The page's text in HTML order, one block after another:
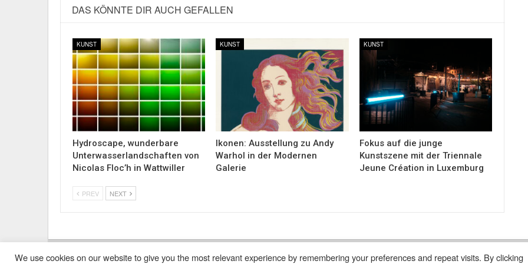
DAS KÖNNTE DIR AUCH GEFALLEN
KUNST
Hydroscape, wunderbare
Unterwasserlandschaften von
Nicolas Floc’h in Wattwiller
KUNST
Ikonen: Ausstellung zu Andy
Warhol in der Modernen
Galerie
KUNST
Fokus auf die junge
Kunstszene mit der Triennale
Jeune Création in Luxemburg
PREV NEXT
Impressum Kontakt Alle Ausgaben Lesen POLY Abonnieren Wer Sind Wir ?
We use cookies on our website to give you the most relevant experience by remembering your preferences and repeat visits. By clicking